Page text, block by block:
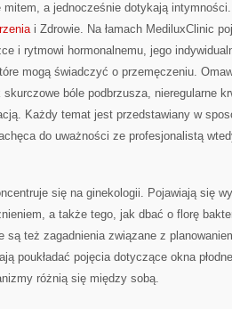
mitem, a jednocześnie dotykają
i Zdrowie. Na łamach MediluxClinic
i rytmowi hormonalnemu, jego
mogą świadczyć o przemęczeniu.
bóle podbrzusza, nieregularne
Każdy temat jest przedstawiany w
do uważności ze profesjonalistą
się na ginekologii. Pojawiają się
a także tego, jak dbać o florę
są też zagadnienia związane z
poukładać pojęcia dotyczące okna
różnią się między sobą.